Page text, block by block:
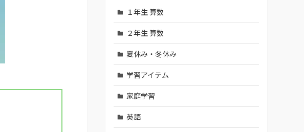
１年生 算数
２年生 算数
夏休み・冬休み
学習アイテム
家庭学習
英語